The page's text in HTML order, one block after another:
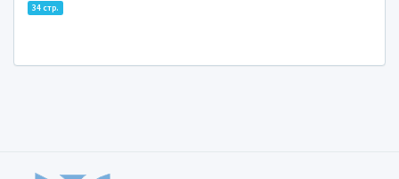
34 стр.